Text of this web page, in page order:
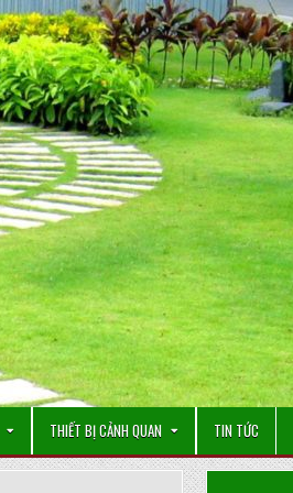
THIẾT BỊ CẢNH QUAN TIN TỨC